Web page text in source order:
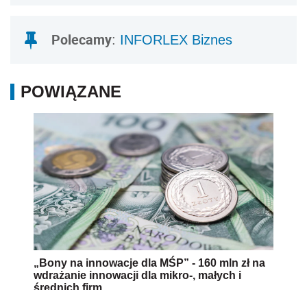
Polecamy: INFORLEX Biznes
POWIĄZANE
„Bony na innowacje dla MŚP” - 160 mln zł na
wdrażanie innowacji dla mikro-, małych i